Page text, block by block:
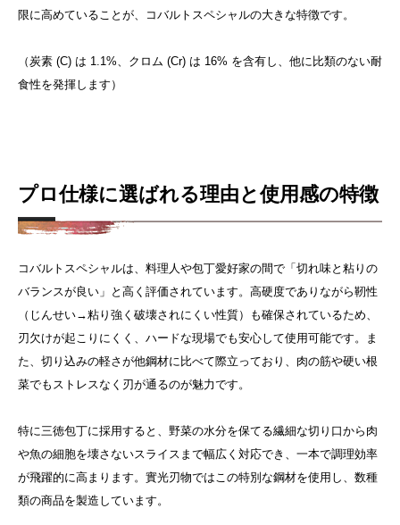
限に高めていることが、コバルトスペシャルの大きな特徴です。
（炭素 (C) は 1.1%、クロム (Cr) は 16% を含有し、他に比類のない耐
食性を発揮します）
プロ仕様に選ばれる理由と使用感の特徴
コバルトスペシャルは、料理人や包丁愛好家の間で「切れ味と粘りの
バランスが良い」と高く評価されています。高硬度でありながら靭性
（じんせい→粘り強く破壊されにくい性質）も確保されているため、
刃欠けが起こりにくく、ハードな現場でも安心して使用可能です。ま
た、切り込みの軽さが他鋼材に比べて際立っており、肉の筋や硬い根
菜でもストレスなく刃が通るのが魅力です。
特に三徳包丁に採用すると、野菜の水分を保てる繊細な切り口から肉
や魚の細胞を壊さないスライスまで幅広く対応でき、一本で調理効率
が飛躍的に高まります。 實光刃物ではこの特別な鋼材を使用し、数種
類の商品を製造しています。